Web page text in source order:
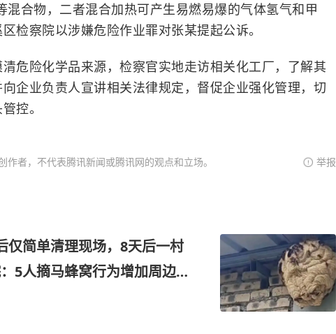
混合物，二者混合加热可产生易燃易爆的气体氢气和甲
检察院以涉嫌危险作业罪对张某提起公诉。
危险化学品来源，检察官实地走访相关化工厂，了解其
企业负责人宣讲相关法律规定，督促企业强化管理，切
控。
者，不代表腾讯新闻或腾讯网的观点和立场。 举报
仅简单清理现场，8天后一村
5人摘马蜂窝行为增加周边